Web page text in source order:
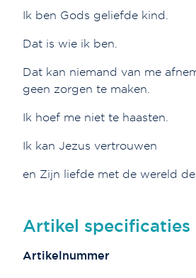
Ik ben Gods geliefde kind.
Dat is wie ik ben.
Dat kan niemand van me
geen zorgen te maken.
Ik hoef me niet te haasten.
Ik kan Jezus vertrouwen
en Zijn liefde met de wereld
Artikel specificaties
Artikelnummer